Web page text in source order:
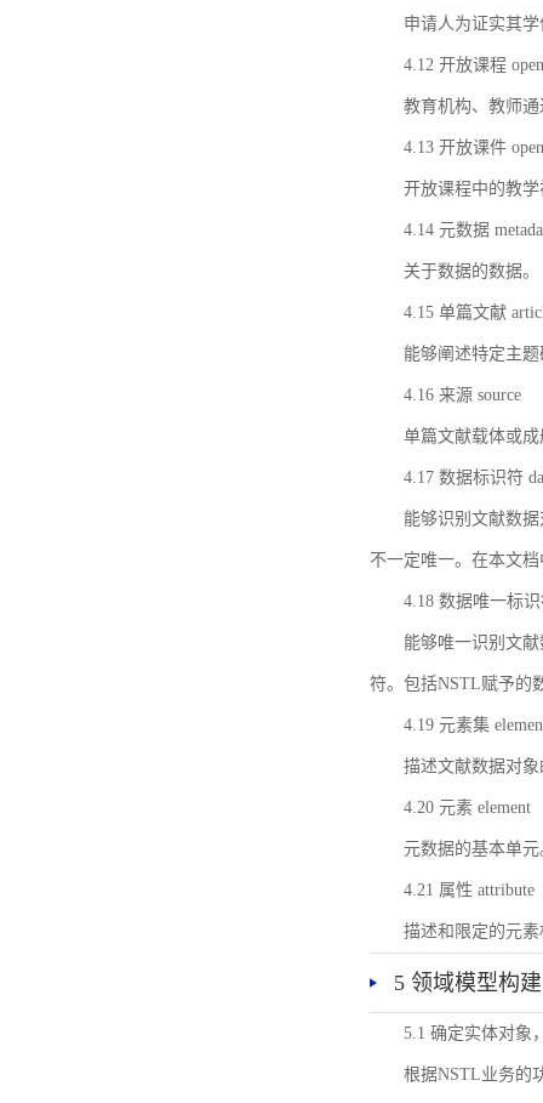
申请人为证实其
4.12 开放课程
教育机构、教师
4.13 开放课件
开放课程中的教
4.14 元数据
关于数据的数据。
4.15 单篇文献
能够阐述特定主
4.16 来源 source
单篇文献载体或
4.17 数据标识符
能够识别文献数
不一定唯一。在本文
4.18 数据唯一标
能够唯一识别文
符。包括NSTL赋予的
4.19 元素集
描述文献数据对
4.20 元素 element
元数据的基本单元
4.21 属性 attribute
描述和限定的元
5 领域模型构建
5.1 确定实体对象
根据NSTL业务的